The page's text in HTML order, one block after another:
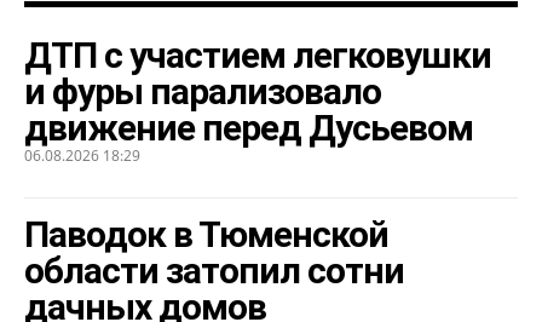
ДТП с участием легковушки
и фуры парализовало
движение перед Дусьевом
06.08.2026 18:29
Паводок в Тюменской
области затопил сотни
дачных домов